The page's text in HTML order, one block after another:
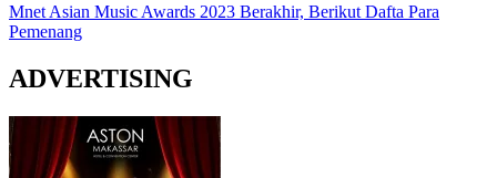
Mnet Asian Music Awards 2023 Berakhir, Berikut Dafta Para
Pemenang
ADVERTISING